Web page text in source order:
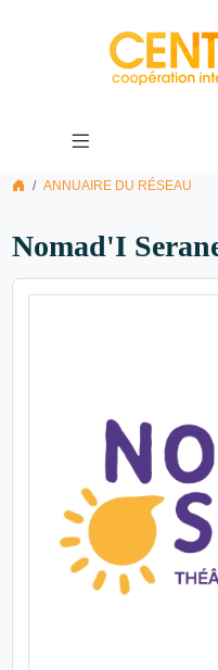
ANNUAIRE DU RÉSEAU
Nomad'I